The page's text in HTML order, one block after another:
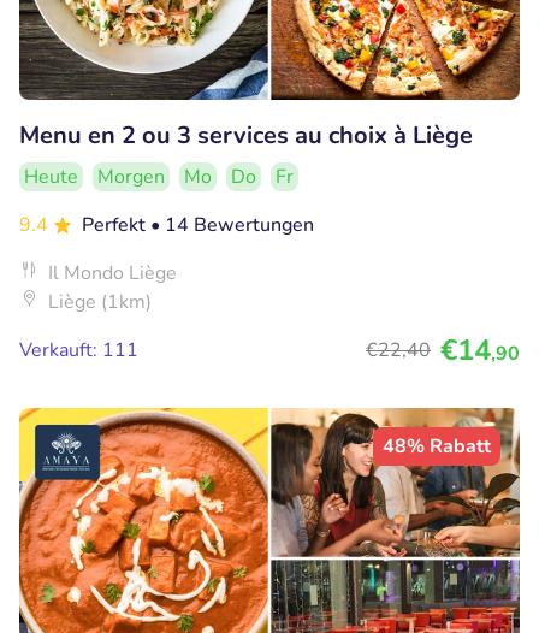
Menu en 2 ou 3 services au choix à Liège
Heute Morgen Mo Do
Fr
9.4
Perfekt • 14 Bewertungen
Il Mondo Liège
Liège (1km)
Verkauft: 111
€22,40 €14,90
48% Rabatt